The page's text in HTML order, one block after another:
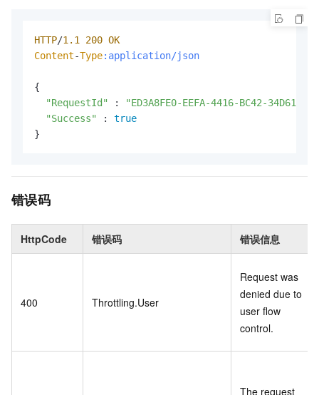
HTTP/1.1 200 OK
Content-Type:application/json
{
"RequestId"
:
"ED3A8FE0-EEFA-4416-BC42-
"Success"
: true
}
错误码
HttpCode 错误码 错误信息
400 Throttling.User
Request was
denied due to
user flow
control.
The request